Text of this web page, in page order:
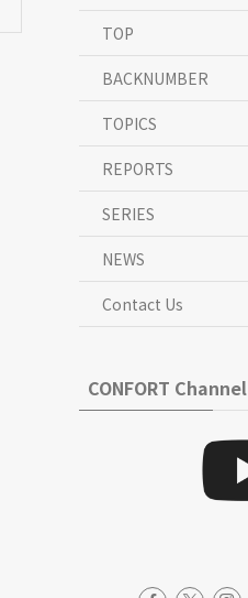
TOP
BACKNUMBER
TOPICS
REPORTS
SERIES
NEWS
Contact Us
CONFORT Channel